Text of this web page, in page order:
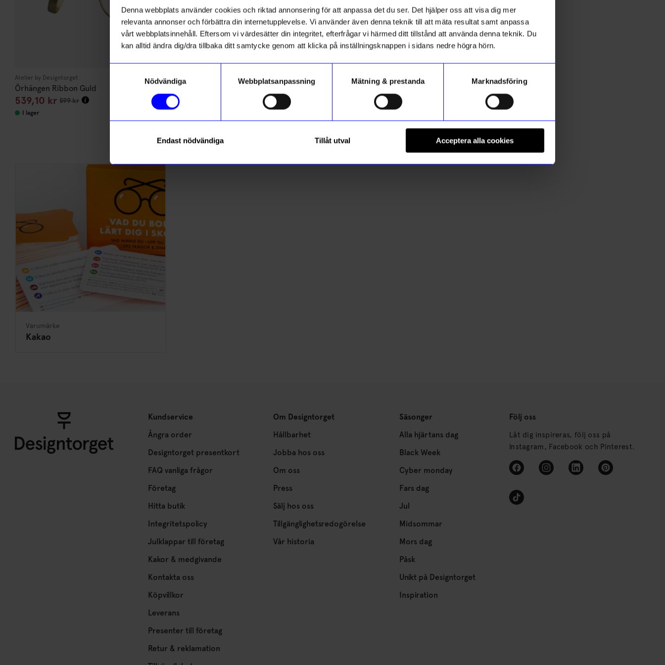
Denna webbplats använder cookies och riktad annonsering för att anpassa det du ser. Det hjälper oss att visa dig mer
relevanta annonser och förbättra din internetupplevelse. Vi använder även denna teknik till att mäta resultat samt anpassa
vårt webbplatsinnehåll. Eftersom vi värdesätter din integritet, efterfrågar vi härmed ditt tillstånd att använda denna teknik. Du
kan alltid ändra dig/dra tillbaka ditt samtycke genom att klicka på inställningsknappen i sidans nedre högra hörn.
Nödvändiga
Webbplatsanpassning Mätning & prestanda Marknadsföring
Endast nödvändiga Tillåt utval Acceptera alla cookies
Atelier by Designtorget
Örhängen Ribbon Guld
539,10 kr 599kr
I lager
MIG
Spel A-Ö
149
Paper Collective
Ram Trä Plexi Vit 30x40 cm
Created By Designtorget
Bord Oscar Dia 34,5cm Grön
499
Varumärke
Varumärke
Kakao
Kundservice
Ångra order
Designtorget presentkort
FAQ vanliga frågor
Företag
Hitta butik
Integritetspolicy
Julklappar till företag
Kakor & medgivande
Kontakta oss
Köpvillkor
Leverans
Presenter till företag
Retur & reklamation
Om Designtorget
Hållbarhet
Jobba hos oss
Om oss
Press
Sälj hos oss
Tillgänglighetsredogörelse
Vår historia
Säsonger
Alla hjärtans dag
Black Week
Cyber monday
Fars dag
Jul
Midsommar
Mors dag
Påsk
Unikt på Designtorget
Inspiration
Följ oss
Låt dig inspireras, följ oss på
Instagram, Facebook och Pinterest.